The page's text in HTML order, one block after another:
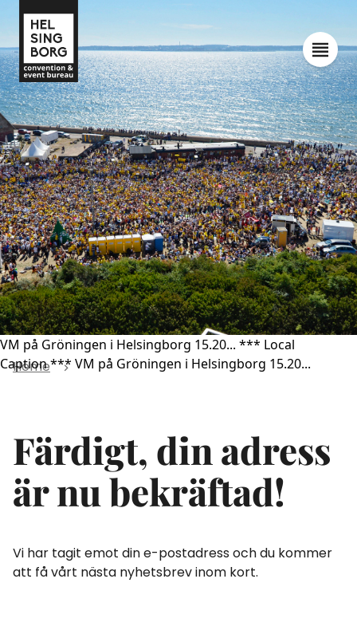
VM på Gröningen i Helsingborg 15.20... *** Local
Caption *** VM på Gröningen i Helsingborg 15.20...
Home
Färdigt, din adress
är nu bekräftad!
Vi har tagit emot din e-postadress och du kommer
att få vårt nästa nyhetsbrev inom kort.